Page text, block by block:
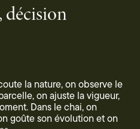
décision
la nature, on observe le
on ajuste la vigueur,
Dans le chai, on
goûte son évolution et on